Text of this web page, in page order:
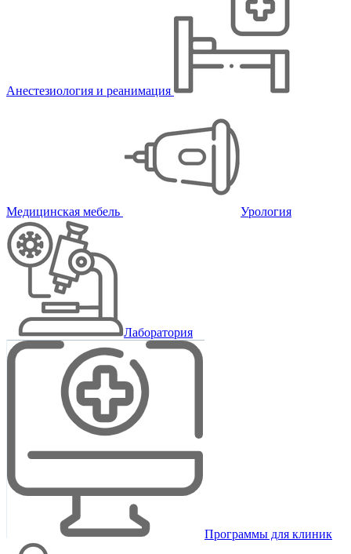
Анестезиология и реанимация
Медицинская мебель Урология
Лаборатория
Программы для клиник